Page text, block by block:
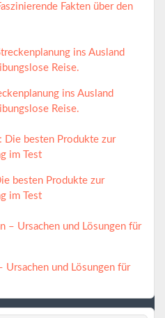
Fakten über den
ins Ausland
Reise.
besten Produkte zur
im Test
Ursachen und Lösungen für